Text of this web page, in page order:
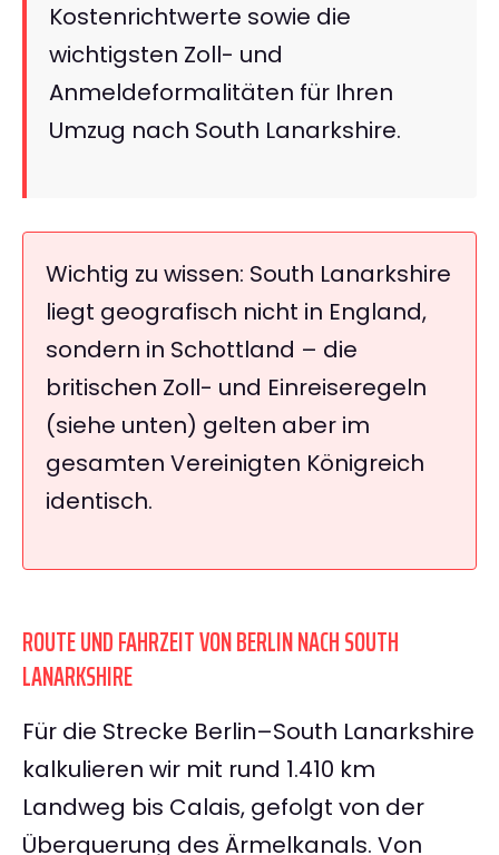
Kostenrichtwerte sowie die
wichtigsten Zoll- und
Anmeldeformalitäten für Ihren
Umzug nach South Lanarkshire.
Wichtig zu wissen: South Lanarkshire
liegt geografisch nicht in England,
sondern in Schottland – die
britischen Zoll- und Einreiseregeln
(siehe unten) gelten aber im
gesamten Vereinigten Königreich
identisch.
ROUTE UND FAHRZEIT VON BERLIN NACH SOUTH
LANARKSHIRE
Für die Strecke Berlin–South Lanarkshire
kalkulieren wir mit rund 1.410 km
Landweg bis Calais, gefolgt von der
Überquerung des Ärmelkanals. Von